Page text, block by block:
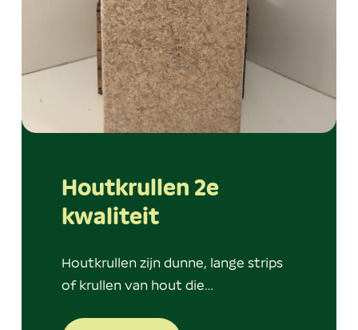
Houtkrullen 2e
kwaliteit
Houtkrullen zijn dunne, lange strips
of krullen van hout die…